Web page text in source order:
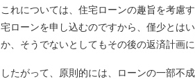
これについては、住宅ローンの趣旨を考慮
宅ローンを申し込むのですから、僅少とは
か、そうでないとしてもその後の返済計画
したがって、原則的には、ローンの一部不